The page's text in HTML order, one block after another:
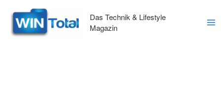
Inhalt
springen
Das Technik & Lifestyle
Magazin